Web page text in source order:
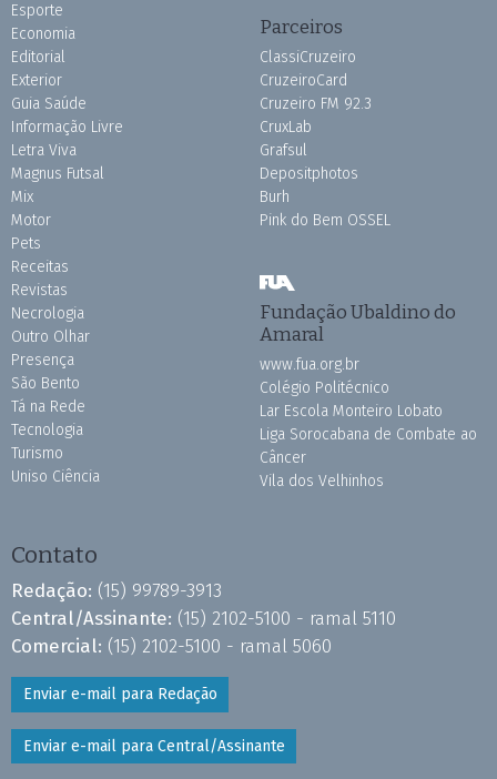
Esporte
Economia
Editorial
Exterior
Guia Saúde
Informação Livre
Letra Viva
Magnus Futsal
Mix
Motor
Pets
Receitas
Revistas
Necrologia
Outro Olhar
Presença
São Bento
Tá na Rede
Tecnologia
Turismo
Uniso Ciência
Parceiros
ClassiCruzeiro
CruzeiroCard
Cruzeiro FM 92.3
CruxLab
Grafsul
Depositphotos
Burh
Pink do Bem OSSEL
Fundação Ubaldino do
Amaral
www.fua.org.br
Colégio Politécnico
Lar Escola Monteiro Lobato
Liga Sorocabana de Combate ao
Câncer
Vila dos Velhinhos
Contato
Redação: (15) 99789-3913
Central/Assinante: (15) 2102-5100 - ramal 5110
Comercial: (15) 2102-5100 - ramal 5060
Enviar e-mail para Redação
Enviar e-mail para Central/Assinante